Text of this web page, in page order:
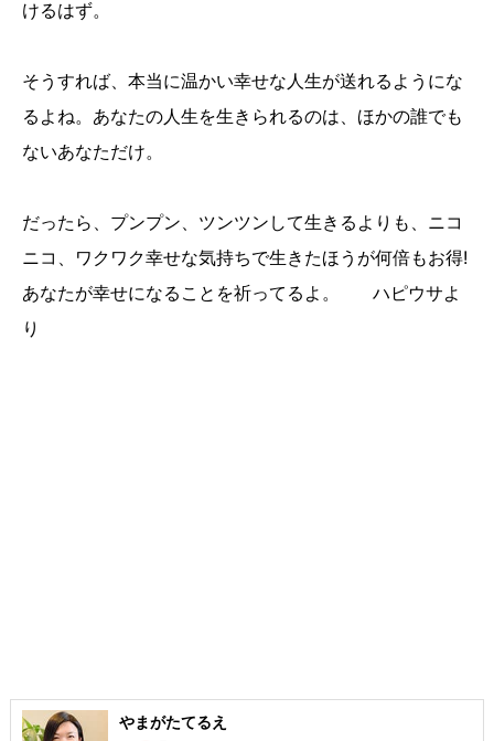
けるはず。
そうすれば、本当に温かい幸せな人生が送れるようにな
るよね。あなたの人生を生きられるのは、ほかの誰でも
ないあなただけ。
だったら、プンプン、ツンツンして生きるよりも、ニコ
ニコ、ワクワク幸せな気持ちで生きたほうが何倍もお得!
あなたが幸せになることを祈ってるよ。 ハピウサよ
り
やまがたてるえ